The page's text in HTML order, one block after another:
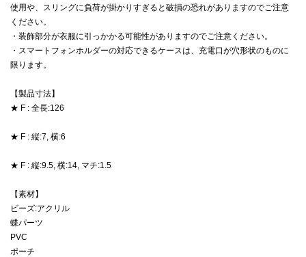
使用や、スリングに負荷が掛かりすぎると破損の恐れがありますのでご注意
ください。
・装飾部分が衣服に引っかかる可能性がありますのでご注意ください。
・スマートフォンホルダーの対応できるケースは、充電口が穴形状のものに
限ります。
【製品寸法】
★ F : 全長:126
★ F : 縦:7, 横:6
★ F : 縦:9.5, 横:14, マチ:1.5
【素材】
ビーズ:アクリル
蝶パーツ
PVC
ポーチ